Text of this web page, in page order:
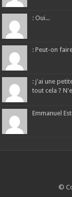
: Oui...
: Peut-on
: j'ai une
tout cela ?
Emmanuel
©